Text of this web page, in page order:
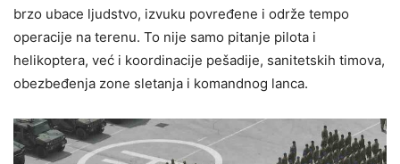
brzo ubace ljudstvo, izvuku povređene i održe tempo
operacije na terenu. To nije samo pitanje pilota i
helikoptera, već i koordinacije pešadije, sanitetskih timova,
obezbeđenja zone sletanja i komandnog lanca.